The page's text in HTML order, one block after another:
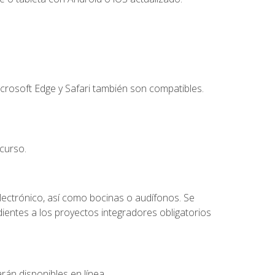
Edge y Safari también son compatibles.
así como bocinas o audífonos. Se
a los proyectos integradores obligatorios